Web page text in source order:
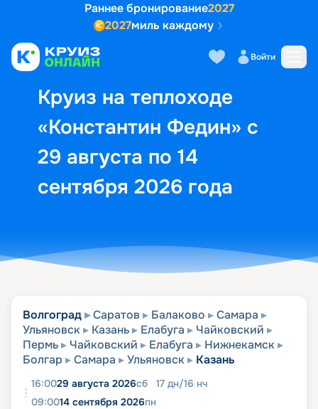
Раннее бронирование2027
2027миль каждому
Войти
Круиз на теплоходе
«Константин Федин» с
29 августа по 14
сентября 2026 года
Выбор кают Маршрут и
Волгоград Саратов Балаково
Самара
Ульяновск
Казань Елабуга
Чайковский
Пермь
Чайковский Елабуга
Нижнекамск
Болгар
Самара Ульяновск Казань
16:0029 августа 2026сб 17 дн/16 нч
09:0014 сентября 2026пн